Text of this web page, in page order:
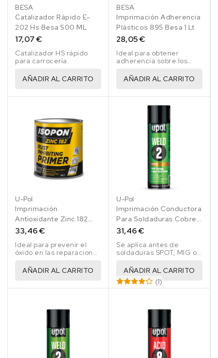
BESA
Catalizador Rápido E-
202 Hs Besa 500 ML
17,07 €
Catalizador HS rápido
para carrocería.
AÑADIR AL CARRITO
BESA
Imprimación Adherencia
Plásticos 895 Besa 1 Lt
28,05 €
Ideal para obtener
adherencia sobre los
la automoción.
AÑADIR AL CARRITO
U-Pol
Imprimación
Antioxidante Zinc 182
Isopon Gris 1 Lt
33,46 €
Ideal para prevenir el
óxido en las reparaciones
AÑADIR AL CARRITO
U-Pol
Imprimación Conductora
Para Soldaduras Cobre
Weld 450 Ml
31,46 €
Se aplica antes de
soldaduras SPOT, MIG o
AÑADIR AL CARRITO
(1)